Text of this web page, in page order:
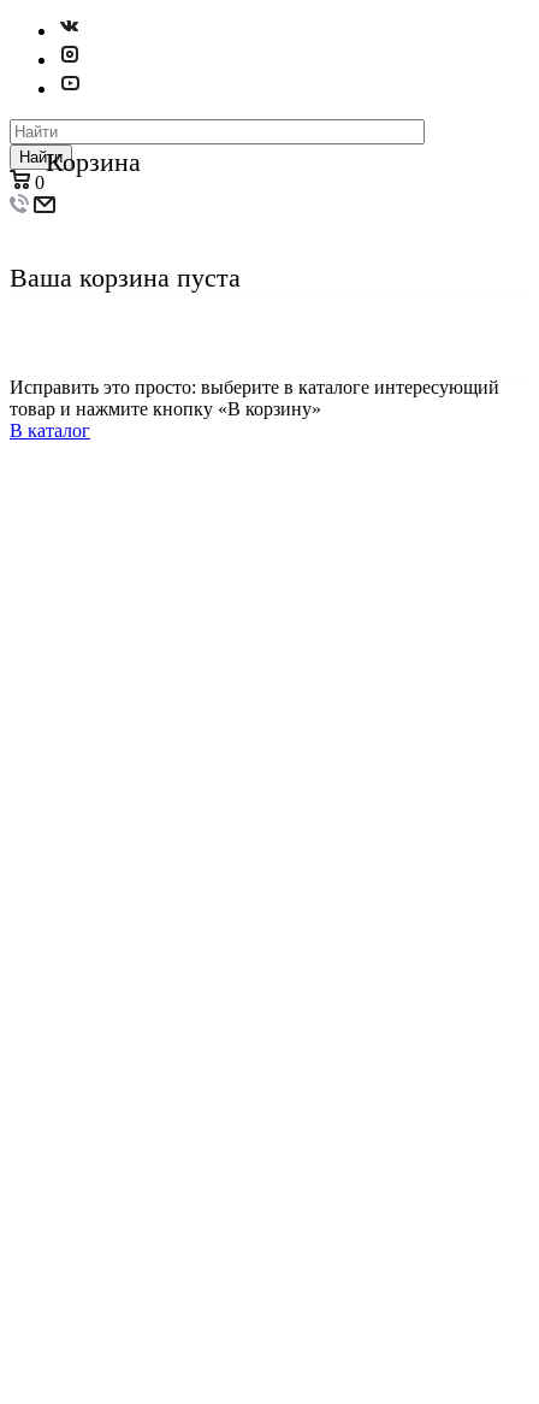
Найти
0
Корзина
Ваша корзина пуста
Исправить это просто: выберите в каталоге интересующий
товар и нажмите кнопку «В корзину»
В каталог